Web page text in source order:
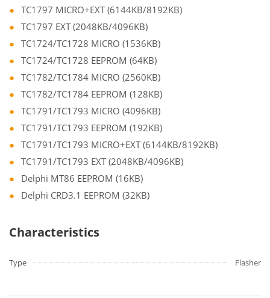
TC1797 MICRO+EXT (6144KB/8192KB)
TC1797 EXT (2048KB/4096KB)
TC1724/TC1728 MICRO (1536KB)
TC1724/TC1728 EEPROM (64KB)
TC1782/TC1784 MICRO (2560KB)
TC1782/TC1784 EEPROM (128KB)
TC1791/TC1793 MICRO (4096KB)
TC1791/TC1793 EEPROM (192KB)
TC1791/TC1793 MICRO+EXT (6144KB/8192KB)
TC1791/TC1793 EXT (2048KB/4096KB)
Delphi MT86 EEPROM (16KB)
Delphi CRD3.1 EEPROM (32KB)
Characteristics
Type Flasher